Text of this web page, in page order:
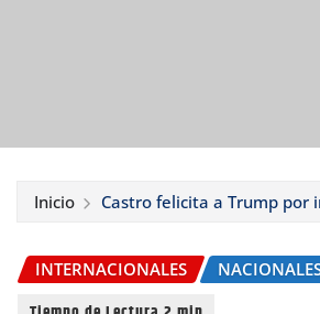
Inicio Castro felicita a Trump por
INTERNACIONALES